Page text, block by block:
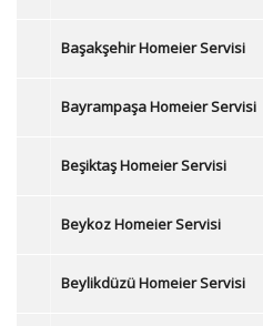
Başakşehir Homeier Servisi
Bayrampaşa Homeier Servisi
Beşiktaş Homeier Servisi
Beykoz Homeier Servisi
Beylikdüzü Homeier Servisi